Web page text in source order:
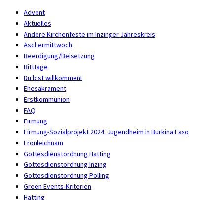
Advent
Aktuelles
Andere Kirchenfeste im Inzinger Jahreskreis
Aschermittwoch
Beerdigung/Beisetzung
Bitttage
Du bist willkommen!
Ehesakrament
Erstkommunion
FAQ
Firmung
Firmung-Sozialprojekt 2024: Jugendheim in Burkina Faso
Fronleichnam
Gottesdienstordnung Hatting
Gottesdienstordnung Inzing
Gottesdienstordnung Polling
Green Events-Kriterien
Hatting